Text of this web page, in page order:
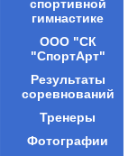
спортивной
гимнастике
ООО "СК
"СпортАрт"
Результаты
соревнований
Тренеры
Фотографии